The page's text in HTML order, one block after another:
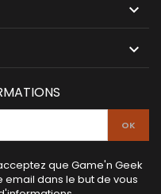


que Game'n Geek
dans le but de vous